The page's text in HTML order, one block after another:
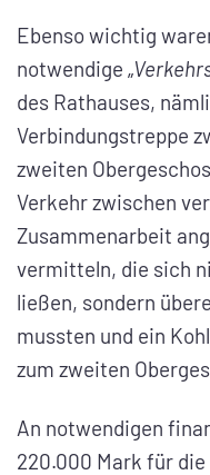
Ebenso wichtig
notwendige „
des Rathauses,
Verbindungstreppe
zweiten
Verkehr zwischen
Zusammenarbeit
vermitteln, die sich
ließen, sondern
mussten und ein
zum zweiten
An notwendigen
220.000 Mark für